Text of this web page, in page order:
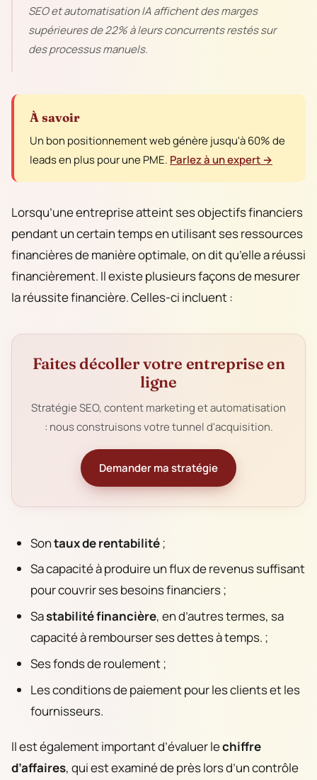
SEO et automatisation IA affichent des marges
supérieures de 22% à leurs concurrents restés sur
des processus manuels.
À savoir
Un bon positionnement web génère jusqu'à 60% de
leads en plus pour une PME. Parlez à un expert →
Lorsqu’une entreprise atteint ses objectifs financiers
pendant un certain temps en utilisant ses ressources
financières de manière optimale, on dit qu’elle a réussi
financièrement. Il existe plusieurs façons de mesurer
la réussite financière. Celles-ci incluent :
Faites décoller votre entreprise en
ligne
Stratégie SEO, content marketing et automatisation
: nous construisons votre tunnel d'acquisition.
Demander ma stratégie
Sontaux de rentabilité;
Sa capacité à produire un flux de revenus suffisant
pour couvrir ses besoins financiers ;
Sastabilité financière, en d’autres termes, sa
capacité à rembourser ses dettes à temps. ;
Ses fonds de roulement ;
Les conditions de paiement pour les clients et les
fournisseurs.
Il est également important d’évaluer lechiffre
d’affaires, qui est examiné de près lors d’un contrôle